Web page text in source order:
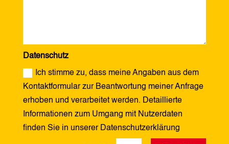
Datenschutz
Ich stimme zu, dass meine Angaben aus dem
Kontaktformular zur Beantwortung meiner Anfrage
erhoben und verarbeitet werden. Detaillierte
Informationen zum Umgang mit Nutzerdaten
finden Sie in unserer Datenschutzerklärung